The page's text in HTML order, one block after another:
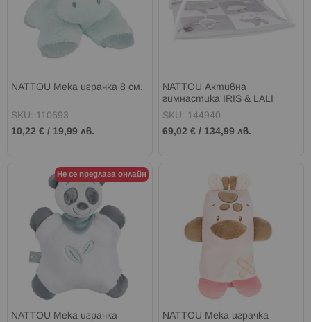
NATTOU Мека играчка 8 см.
SKU: 110693
10,22 € / 19,99 лв.
NATTOU Активна
гимнастика IRIS & LALI
SKU: 144940
69,02 € / 134,99 лв.
Не се предлага онлайн
NATTOU Мека играчка
NATTOU Мека играчка